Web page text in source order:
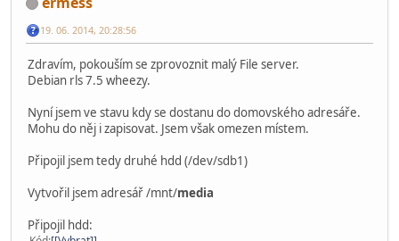
19. 06. 2014, 20:28:56
Zdravím, pokouším se zprovoznit malý File server.
Debian rls 7.5 wheezy.
Nyní jsem ve stavu kdy se dostanu do domovského adresáře.
Mohu do něj i zapisovat. Jsem však omezen místem.
Připojil jsem tedy druhé hdd (/dev/sdb1)
Vytvořil jsem adresář /mnt/media
Připojil hdd: